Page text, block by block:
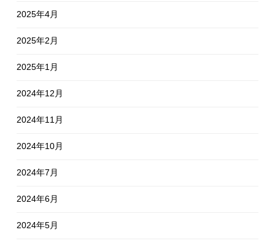
2025年4月
2025年2月
2025年1月
2024年12月
2024年11月
2024年10月
2024年7月
2024年6月
2024年5月